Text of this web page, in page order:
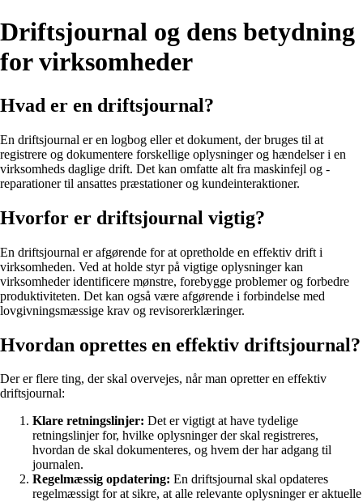
Driftsjournal og dens betydning
for virksomheder
Hvad er en driftsjournal?
En driftsjournal er en logbog eller et dokument, der bruges til at
registrere og dokumentere forskellige oplysninger og hændelser i en
virksomheds daglige drift. Det kan omfatte alt fra maskinfejl og -
reparationer til ansattes præstationer og kundeinteraktioner.
Hvorfor er driftsjournal vigtig?
En driftsjournal er afgørende for at opretholde en effektiv drift i
virksomheden. Ved at holde styr på vigtige oplysninger kan
virksomheder identificere mønstre, forebygge problemer og forbedre
produktiviteten. Det kan også være afgørende i forbindelse med
lovgivningsmæssige krav og revisorerklæringer.
Hvordan oprettes en effektiv driftsjournal?
Der er flere ting, der skal overvejes, når man opretter en effektiv
driftsjournal:
Klare retningslinjer: Det er vigtigt at have tydelige
retningslinjer for, hvilke oplysninger der skal registreres,
hvordan de skal dokumenteres, og hvem der har adgang til
journalen.
Regelmæssig opdatering: En driftsjournal skal opdateres
regelmæssigt for at sikre, at alle relevante oplysninger er aktuelle